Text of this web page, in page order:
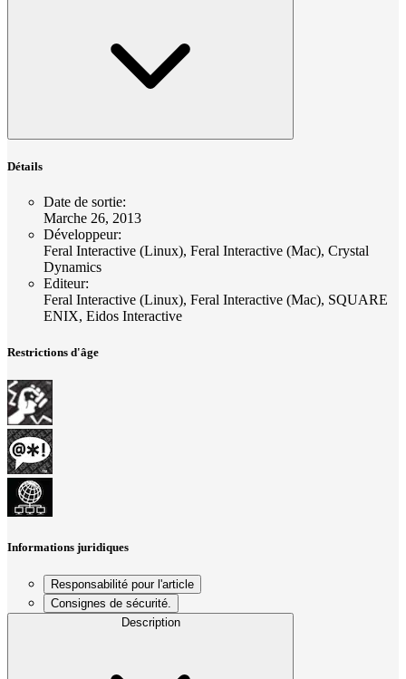
Détails
Date de sortie:
Marche 26, 2013
Développeur:
Feral Interactive (Linux), Feral Interactive (Mac), Crystal
Dynamics
Editeur:
Feral Interactive (Linux), Feral Interactive (Mac), SQUARE
ENIX, Eidos Interactive
Restrictions d'âge
Informations juridiques
Responsabilité pour l'article
Consignes de sécurité.
Description